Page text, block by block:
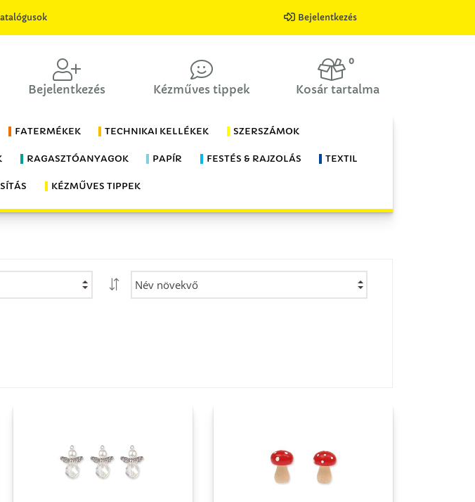
Bejelentkezés
Bejelentkezés Kézműves tippek
0
Kosár tartalma
FATERMÉKEK TECHNIKAI KELLÉKEK SZERSZÁMOK
RAGASZTÓANYAGOK PAPÍR FESTÉS & RAJZOLÁS TEXTIL
KÉZMŰVES TIPPEK